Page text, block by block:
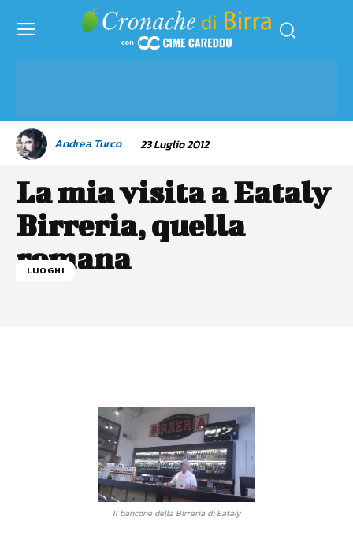
Andrea Turco 23 Luglio 2012
La mia visita a Eataly
Birreria, quella
romana
LUOGHI
Il bancone della Birreria di Eataly